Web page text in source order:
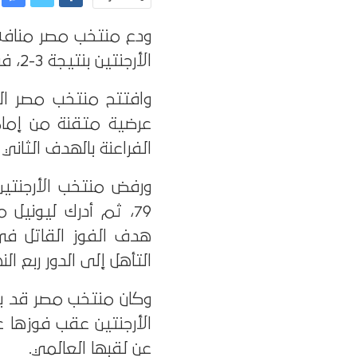
الأرجنتين بنتيجة 3-2، في مباراة شهدت إثارة كبيرة وتقلبات حتى اللحظات الأخيرة.
عرضية متقنة من
الفراعنة بالهدف الثاني في الدقيقة 68
ورفض منتخب
هدف الفوز القاتل في
التأهل إلى الدور ربع
وكان منتخب مصر قد
عن لقبها العالمي.